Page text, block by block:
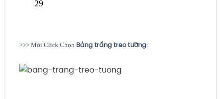
>>> Mời Click Chọn Bảng trắng treo tường: